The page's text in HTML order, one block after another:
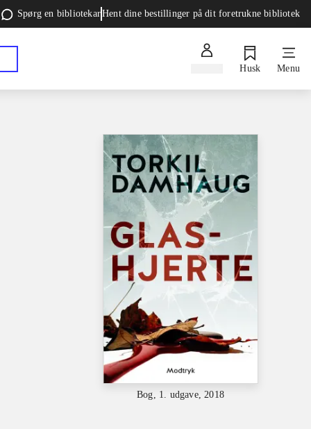
Spørg en bibliotekarHent dine bestillinger på dit foretrukne bibliotek
Husk Menu
Bog, 1. udgave, 2018